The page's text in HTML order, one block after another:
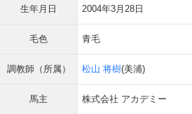
生年月日 2004年3月28日
毛色 青毛
調教師（所属） 松山 将樹(美浦)
馬主 株式会社 アカデミー